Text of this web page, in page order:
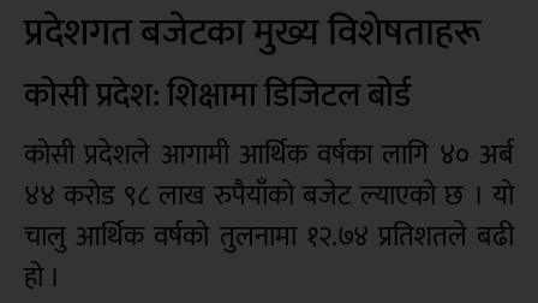
प्रदेशगत बजेटका मुख्य विशेषताहरू
कोसी प्रदेश: शिक्षामा डिजिटल बोर्ड
कोसी प्रदेशले आगामी आर्थिक वर्षका लागि ४० अर्ब
४४ करोड ९८ लाख रुपैयाँको बजेट ल्याएको छ । यो
चालु आर्थिक वर्षको तुलनामा १२.७४ प्रतिशतले बढी
हो ।